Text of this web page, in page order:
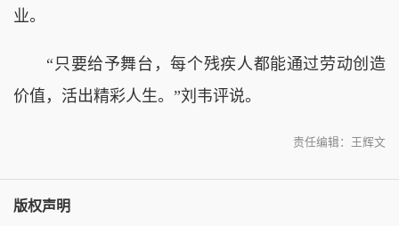
业。
“只要给予舞台，每个残疾人都能通过劳动创造
价值，活出精彩人生。”刘韦评说。
责任编辑：王辉文
版权声明